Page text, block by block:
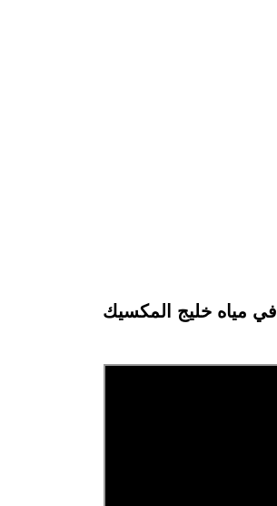
في مياه خليج المكسيك